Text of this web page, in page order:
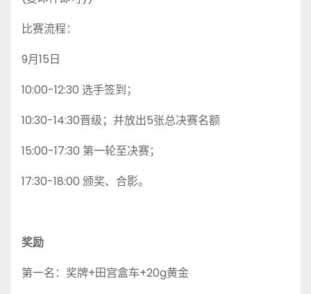
比赛流程：
9月15日
10:00-12:30 选手签到；
10:30-14:30晋级；并放出5张总决赛名额
15:00-17:30 第一轮至决赛；
17:30-18:00 颁奖、合影。
奖励
第一名：奖牌+田宫盒车+20g黄金